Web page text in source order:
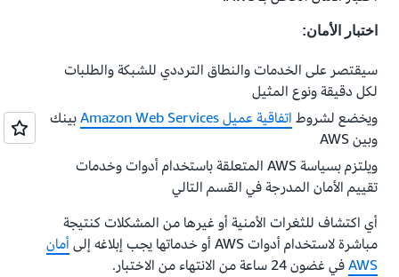
يجب على العملاء الذين يرغبون في إجراء اختبار
محاكاة الحرمان من الخدمة الموزعة مراجعة
اختبار محاكاة هجمات الرفض المُوزَّع للخدمة
.
iPerf هي أداة لقياس أداء الشبكة وضبطها. يجب على
العملاء الذين يسعون لإجراء اختبار iPerf إرسال
محاكاة الأحداثللمراجعة.
للمراجعة.
والأصول المعنية ومعلومات الاتصال، بما في ذلك رقم
الهاتف والوصف التفصيلي للأحداث المخططة. ينبغي
أن تتوقع تلقي استجابة غير آلية على اتصالك الأول
خلال يومي عمل مع تأكيد تلقي طلبك.
يجب إرسال جميع طلبات الأحداث المحاكية إلى
AWS قبل أسبوعين (2) على الأقل من تاريخ البدء.
اختبار الأمان:
سيقتصر على الخدمات والنطاق الترددي للشبكة والطلبات
لكل دقيقة ونوع المثيل
ويخضع لشروط اتفاقية عميل Amazon Web Services
بينك
وبين AWS
ويلتزم بسياسة AWS المتعلقة باستخدام أدوات وخدمات
تقييم الأمان المدرجة في القسم التالي
أي اكتشاف للثغرات الأمنية أو غيرها من المشكلات كنتيجة
مباشرة لاستخدام أدوات AWS أو خدماتها يجب إبلاغه إلى
أمان
AWSفي غضون 24 ساعة من الانتهاء من الاختبار.